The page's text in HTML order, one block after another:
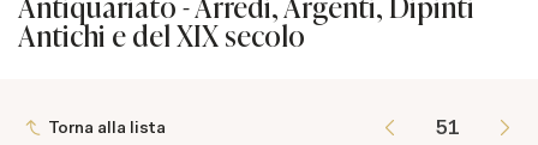
Antichi e del XIX secolo
Torna alla lista